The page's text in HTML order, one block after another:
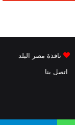
نافذة مصر البلد
اتصل بنا